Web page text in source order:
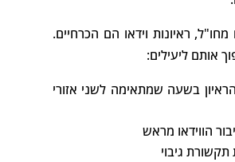
ראיונות וידאו הם הכרחיים.
אותם ליעילים:
בשעה שמתאימה לשני אזורי
הווידאו מראש
תקשורת גיבוי